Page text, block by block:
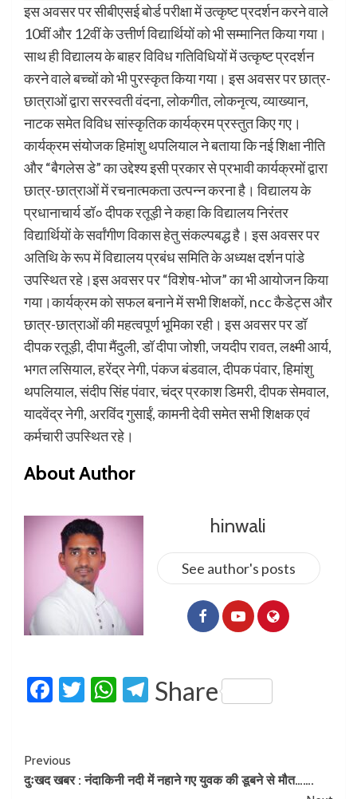
इस अवसर पर सीबीएसई बोर्ड परीक्षा में उत्कृष्ट प्रदर्शन करने वाले
10वीं और 12वीं के उत्तीर्ण विद्यार्थियों को भी सम्मानित किया गया।
साथ ही विद्यालय के बाहर विविध गतिविधियों में उत्कृष्ट प्रदर्शन
करने वाले बच्चों को भी पुरस्कृत किया गया। इस अवसर पर छात्र-
छात्राओं द्वारा सरस्वती वंदना, लोकगीत, लोकनृत्य, व्याख्यान,
नाटक समेत विविध सांस्कृतिक कार्यक्रम प्रस्तुत किए गए।
कार्यक्रम संयोजक हिमांशु थपलियाल ने बताया कि नई शिक्षा नीति
और “बैगलेस डे” का उद्देश्य इसी प्रकार से प्रभावी कार्यक्रमों द्वारा
छात्र-छात्राओं में रचनात्मकता उत्पन्न करना है। विद्यालय के
प्रधानाचार्य डॉ० दीपक रतूड़ी ने कहा कि विद्यालय निरंतर
विद्यार्थियों के सर्वांगीण विकास हेतु संकल्पबद्ध है। इस अवसर पर
अतिथि के रूप में विद्यालय प्रबंध समिति के अध्यक्ष दर्शन पांडे
उपस्थित रहे।इस अवसर पर “विशेष-भोज” का भी आयोजन किया
गया।कार्यक्रम को सफल बनाने में सभी शिक्षकों, ncc कैडेट्स और
छात्र-छात्राओं की महत्वपूर्ण भूमिका रही। इस अवसर पर डॉ
दीपक रतूड़ी, दीपा मैंदुली, डॉ दीपा जोशी, जयदीप रावत, लक्ष्मी आर्य,
भगत लसियाल, हरेंद्र नेगी, पंकज बंडवाल, दीपक पंवार, हिमांशु
थपलियाल, संदीप सिंह पंवार, चंद्र प्रकाश डिमरी, दीपक सेमवाल,
यादवेंद्र नेगी, अरविंद गुसाईं, कामनी देवी समेत सभी शिक्षक एवं
कर्मचारी उपस्थित रहे।
About Author
hinwali
See author's posts
Facebook
Twitter
WhatsApp
Telegram
Share
Previous
दुःखद खबर : नंदाकिनी नदी में नहाने गए युवक की डूबने से मौत…….